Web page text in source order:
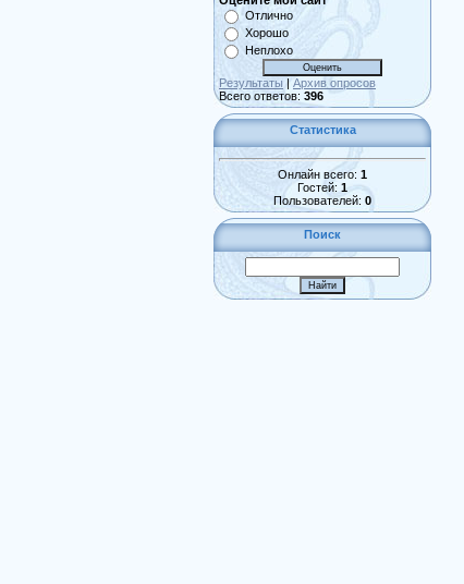
Отлично
Хорошо
Неплохо
Результаты | Архив опросов
Всего ответов: 396
Статистика
Онлайн всего: 1
Гостей: 1
Пользователей: 0
Поиск